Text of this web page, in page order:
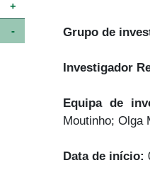
Grupo de
Investigador
Equipa de
Moutinho; Olga
Data de início: